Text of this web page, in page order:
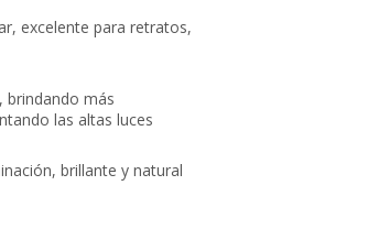
excelente para retratos,
brindando más
las altas luces
brillante y natural
tus envíos.
nosotros.